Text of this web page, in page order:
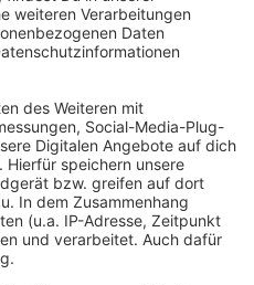
Sonntag wieder der
Von 11 bis 18 Uhr können
Flammkuchen